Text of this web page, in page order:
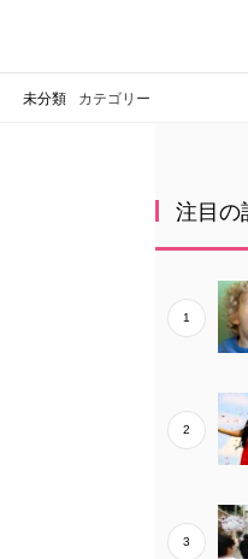
カテゴリー
未分類
注目の